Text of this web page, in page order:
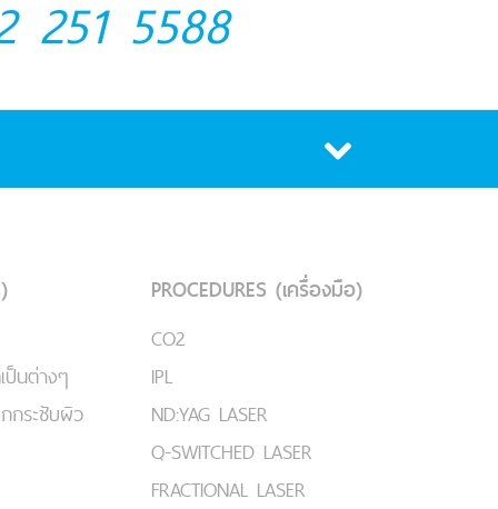
251 5588
นต่างๆ
ระชับผิว
PROCEDURES (เครื่องมือ)
CO2
IPL
ND:YAG LASER
Q-SWITCHED LASER
FRACTIONAL LASER